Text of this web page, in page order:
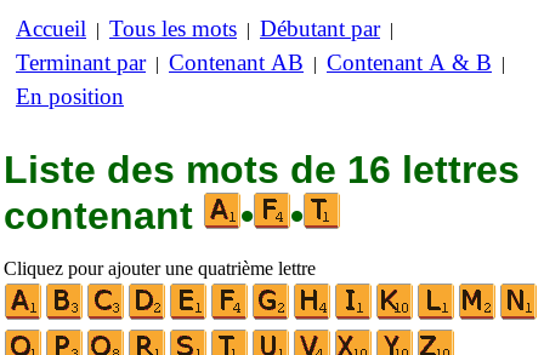
Accueil | Tous les mots | Débutant par|
Terminant par| Contenant AB | Contenant A & B |
En position
Liste des mots de 16 lettres
contenant
• •
Cliquez pour ajouter une quatrième lettre